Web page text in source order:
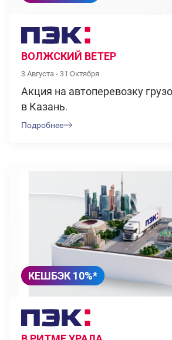
ВОЛЖСКИЙ ВЕТЕР
3 Августа - 31 Октября
Акция на автоперевозку
в Казань.
Подробнее
КЕШБЭК 10%*